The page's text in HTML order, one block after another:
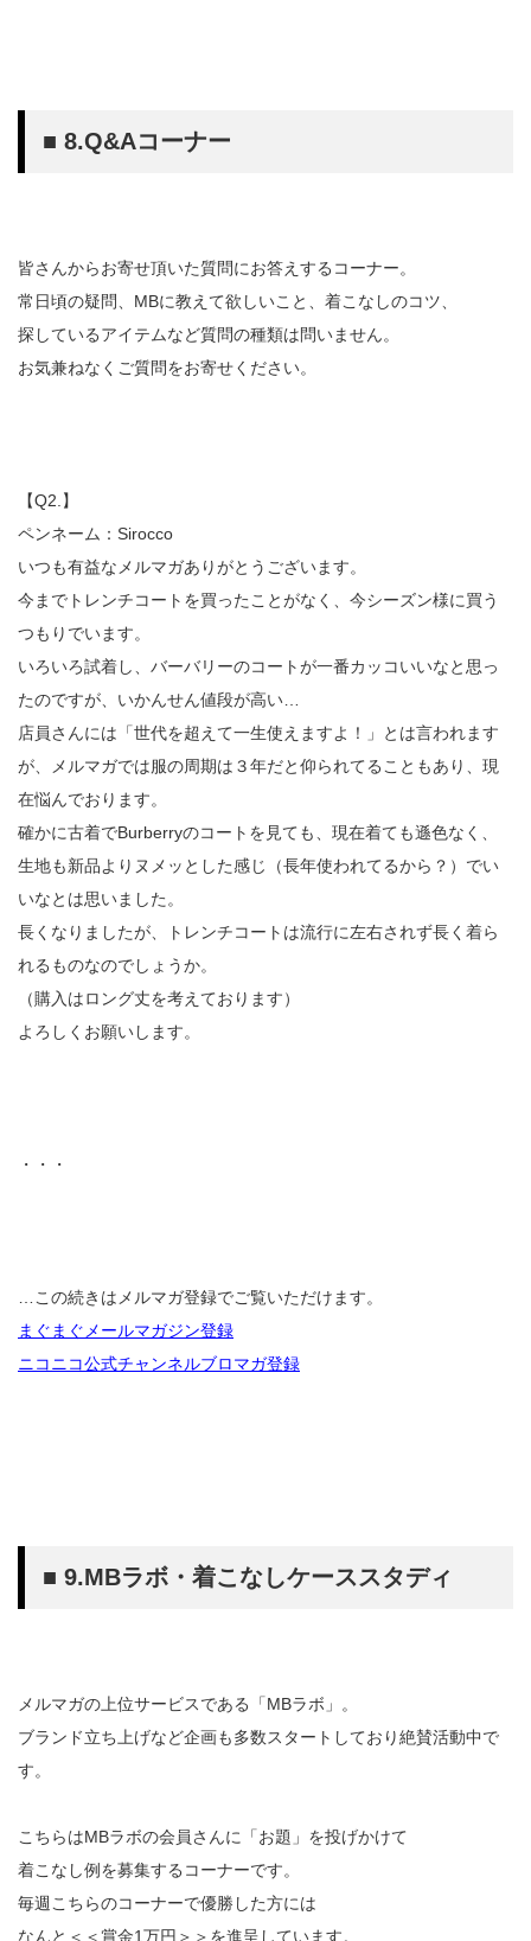
■ 8.Q&Aコーナー
皆さんからお寄せ頂いた質問にお答えするコーナー。
常日頃の疑問、MBに教えて欲しいこと、着こなしのコツ、
探しているアイテムなど質問の種類は問いません。
お気兼ねなくご質問をお寄せください。
【Q2.】
ペンネーム：Sirocco
いつも有益なメルマガありがとうございます。
今までトレンチコートを買ったことがなく、今シーズン様に買う
つもりでいます。
いろいろ試着し、バーバリーのコートが一番カッコいいなと思っ
たのですが、いかんせん値段が高い…
店員さんには「世代を超えて一生使えますよ！」とは言われます
が、メルマガでは服の周期は３年だと仰られてることもあり、現
在悩んでおります。
確かに古着でBurberryのコートを見ても、現在着ても遜色なく、
生地も新品よりヌメッとした感じ（長年使われてるから？）でい
いなとは思いました。
長くなりましたが、トレンチコートは流行に左右されず長く着ら
れるものなのでしょうか。
（購入はロング丈を考えております）
よろしくお願いします。
・・・
…この続きはメルマガ登録でご覧いただけます。
まぐまぐメールマガジン登録
ニコニコ公式チャンネルブロマガ登録
■ 9.MBラボ・着こなしケーススタディ
メルマガの上位サービスである「MBラボ」。
ブランド立ち上げなど企画も多数スタートしており絶賛活動中で
す。
こちらはMBラボの会員さんに「お題」を投げかけて
着こなし例を募集するコーナーです。
毎週こちらのコーナーで優勝した方には
なんと＜＜賞金1万円＞＞を進呈しています。